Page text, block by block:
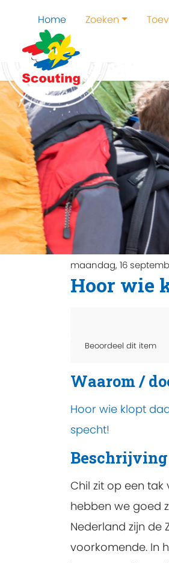
Home Zoeken
maandag, 16
Hoor wie
Beoordeel dit item
Waarom /
Hoor wie klopt
specht!
Chil zit op een
hebben we goed
Nederland zijn de
voorkomende. In